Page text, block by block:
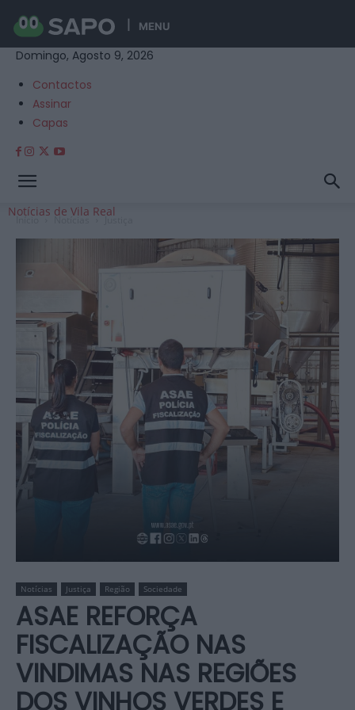
MENU
Domingo, Agosto 9, 2026
Contactos
Assinar
Capas
Notícias de Vila Real
Início Notícias Justiça
Notícias Justiça Região Sociedade
ASAE REFORÇA
FISCALIZAÇÃO NAS
VINDIMAS NAS REGIÕES
DOS VINHOS VERDES E